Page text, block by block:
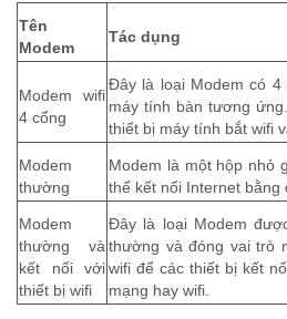
Tên
Modem
Tác dụng
Modem wifi
4 cổng
Đây là loại Modem có
máy tính bàn tương
thiết bị máy tính bắt wifi
Modem
thường
Modem là một hộp nhỏ
thể kết nối Internet bằng
Modem
thường và
kết nối với
thiết bị wifi
Đây là loại Modem
thường và đóng vai trò
wifi để các thiết bị kết
mạng hay wifi.